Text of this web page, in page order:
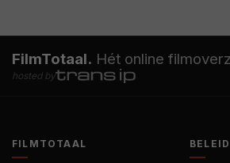
FilmTotaal. Hét online
hosted by
FILMTOTAAL BELEID